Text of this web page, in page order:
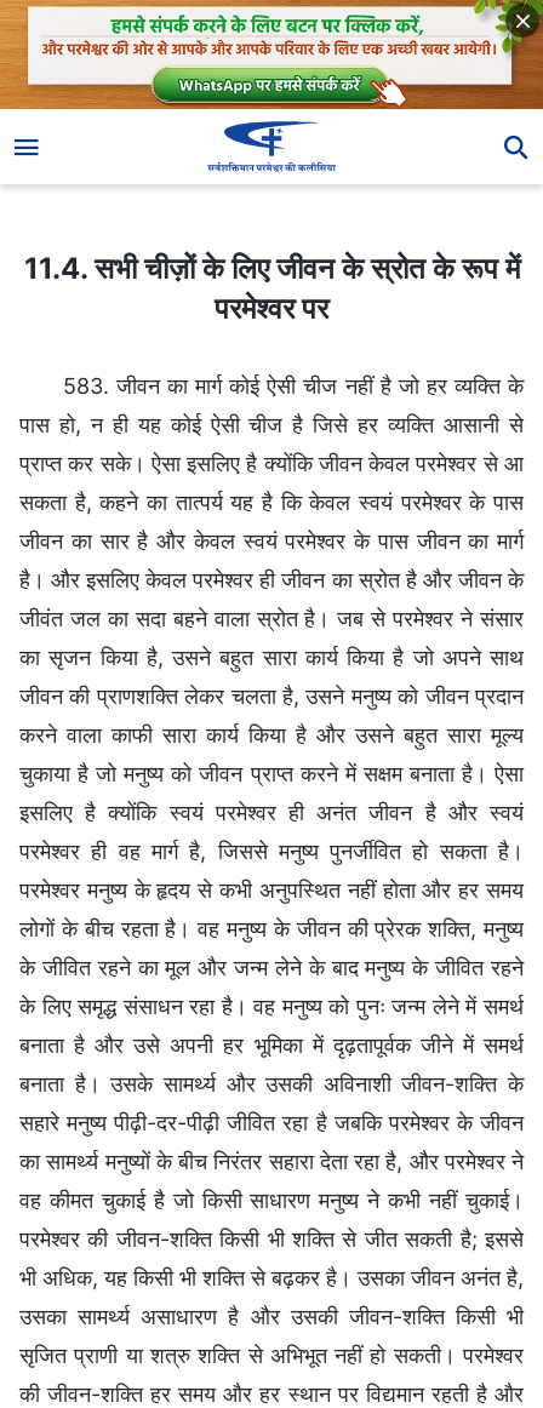
11.4. सभी चीज़ों के लिए जीवन के स्रोत के रूप में परमेश्वर पर
11.4. सभी चीज़ों के लिए जीवन के स्रोत के रूप में
परमेश्वर पर
583. जीवन का मार्ग कोई ऐसी चीज नहीं है जो हर व्यक्ति के
पास हो, न ही यह कोई ऐसी चीज है जिसे हर व्यक्ति आसानी से
प्राप्त कर सके। ऐसा इसलिए है क्योंकि जीवन केवल परमेश्वर से आ
सकता है, कहने का तात्पर्य यह है कि केवल स्वयं परमेश्वर के पास
जीवन का सार है और केवल स्वयं परमेश्वर के पास जीवन का मार्ग
है। और इसलिए केवल परमेश्वर ही जीवन का स्रोत है और जीवन के
जीवंत जल का सदा बहने वाला स्रोत है। जब से परमेश्वर ने संसार
का सृजन किया है, उसने बहुत सारा कार्य किया है जो अपने साथ
जीवन की प्राणशक्ति लेकर चलता है, उसने मनुष्य को जीवन प्रदान
करने वाला काफी सारा कार्य किया है और उसने बहुत सारा मूल्य
चुकाया है जो मनुष्य को जीवन प्राप्त करने में सक्षम बनाता है। ऐसा
इसलिए है क्योंकि स्वयं परमेश्वर ही अनंत जीवन है और स्वयं
परमेश्वर ही वह मार्ग है, जिससे मनुष्य पुनर्जीवित हो सकता है।
परमेश्वर मनुष्य के हृदय से कभी अनुपस्थित नहीं होता और हर समय
लोगों के बीच रहता है। वह मनुष्य के जीवन की प्रेरक शक्ति, मनुष्य
के जीवित रहने का मूल और जन्म लेने के बाद मनुष्य के जीवित रहने
के लिए समृद्ध संसाधन रहा है। वह मनुष्य को पुनः जन्म लेने में समर्थ
बनाता है और उसे अपनी हर भूमिका में दृढ़तापूर्वक जीने में समर्थ
बनाता है। उसके सामर्थ्य और उसकी अविनाशी जीवन-शक्ति के
सहारे मनुष्य पीढ़ी-दर-पीढ़ी जीवित रहा है जबकि परमेश्वर के जीवन
का सामर्थ्य मनुष्यों के बीच निरंतर सहारा देता रहा है, और परमेश्वर ने
वह कीमत चुकाई है जो किसी साधारण मनुष्य ने कभी नहीं चुकाई।
परमेश्वर की जीवन-शक्ति किसी भी शक्ति से जीत सकती है; इससे
भी अधिक, यह किसी भी शक्ति से बढ़कर है। उसका जीवन अनंत है,
उसका सामर्थ्य असाधारण है और उसकी जीवन-शक्ति किसी भी
सृजित प्राणी या शत्रु शक्ति से अभिभूत नहीं हो सकती। परमेश्वर
की जीवन-शक्ति हर समय और हर स्थान पर विद्यमान रहती है और